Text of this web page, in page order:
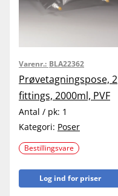
Varenr.: BLA22362
Prøvetagningspose, 2
fittings, 2000ml, PVF
Antal / pk: 1
Kategori: Poser
Bestillingsvare
Log ind for priser